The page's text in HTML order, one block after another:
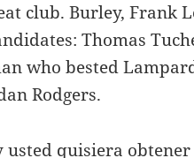
club. Burley, Frank
Thomas
who bested
Rodgers.
quisiera